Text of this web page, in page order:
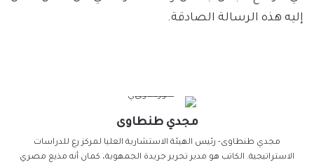
إليه هذه الرسالة الصادقة.
مجدي طنطاوى
مجدي طنطاوى- رئيس الهيئة الاستشارية العليا لمركز رع للدراسات
الاستراتيجية. الكاتب هو مدير تحرير جريدة الجمهوية، كمان أنه مذيع مصري